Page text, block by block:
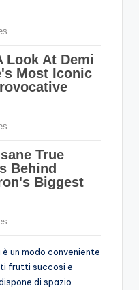
un modo conveniente
frutti succosi e
di spazio